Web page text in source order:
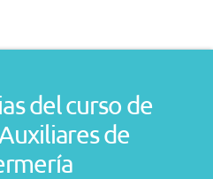
del curso de
de